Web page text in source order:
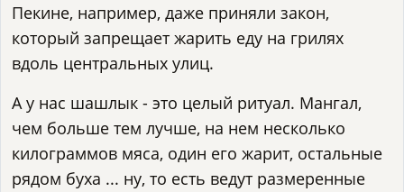
Пекине, например, даже приняли закон,
который запрещает жарить еду на грилях
вдоль центральных улиц.
А у нас шашлык - это целый ритуал. Мангал,
чем больше тем лучше, на нем несколько
килограммов мяса, один его жарит, остальные
рядом буха ... ну, то есть ведут размеренные